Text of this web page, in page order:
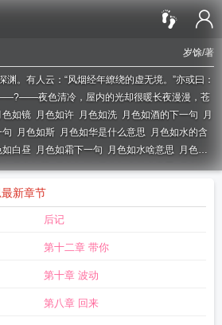
岁馀/著
渊。有人云：“风烟经年繚绕的虚无境。”亦或曰：
夜色清冷，屋内的光却很暖长夜漫漫，苍
色如镜 月色如许 月色如洗 月色如酒的下一句
月
句 月色如斯 月色如华是什么意思
月色如水的含
如白昼 月色如霜下一句 月色如水啥意思
月色如
月色如莹月色如银月色如水什么意思月色如
如水下一句
当年月色就如今日
月色如水月色如洗全诗原文
月色如雪什么意思月色如银的意思
最新章节
后记
第十二章 带你
第十章 波动
第八章 回来